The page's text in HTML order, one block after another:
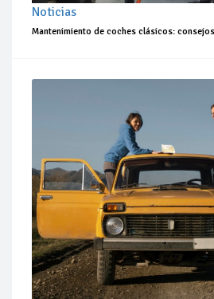
Noticias
Mantenimiento de coches clásicos: